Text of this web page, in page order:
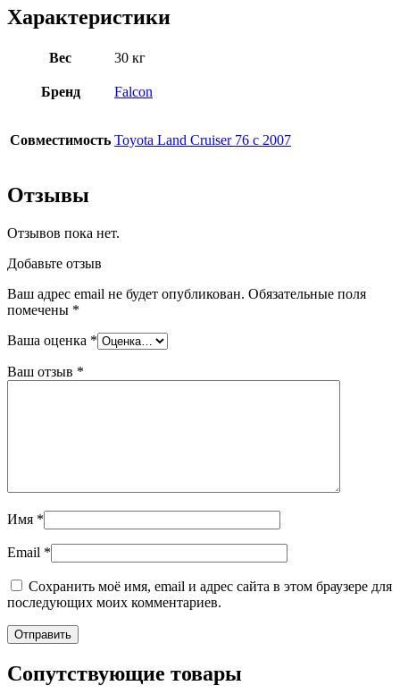
Характеристики
Вес 30 кг
Бренд Falcon
Совместимость Toyota Land Cruiser 76 с 2007
Отзывы
Отзывов пока нет.
Добавьте отзыв
Ваш адрес email не будет опубликован. Обязательные поля
помечены *
Ваша оценка *
Ваш отзыв *
Имя *
Email *
Сохранить моё имя, email и адрес сайта в этом браузере для
последующих моих комментариев.
Сопутствующие товары